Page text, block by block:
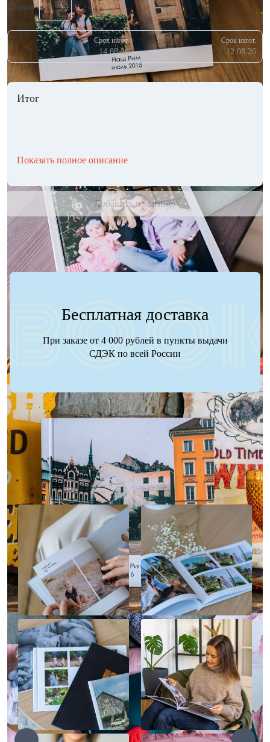
Тираж
Срок изгот.
14.08.26
Срок изгот.
12.08.26
Итог
Показать полное описание
Добавить в корзину
Бесплатная доставка
При заказе от 4 000 рублей в пункты выдачи
СДЭК по всей России
Наше портфолио